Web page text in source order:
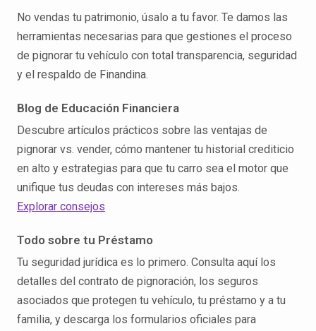
No vendas tu patrimonio, úsalo a tu favor. Te damos las
herramientas necesarias para que gestiones el proceso
de pignorar tu vehículo con total transparencia, seguridad
y el respaldo de Finandina.
Blog de Educación Financiera
Descubre artículos prácticos sobre las ventajas de
pignorar vs. vender, cómo mantener tu historial crediticio
en alto y estrategias para que tu carro sea el motor que
unifique tus deudas con intereses más bajos.
Explorar consejos
Todo sobre tu Préstamo
Tu seguridad jurídica es lo primero. Consulta aquí los
detalles del contrato de pignoración, los seguros
asociados que protegen tu vehículo, tu préstamo y a tu
familia, y descarga los formularios oficiales para